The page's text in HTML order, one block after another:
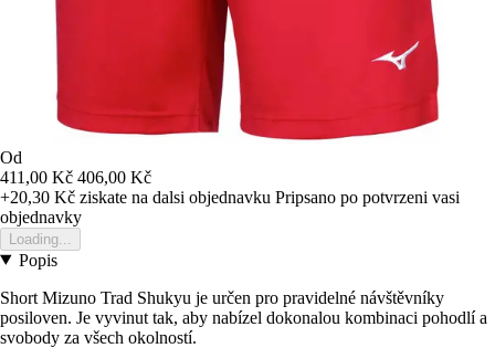
Od
411,00 Kč 406,00 Kč
+20,30 Kč ziskate na dalsi objednavku Pripsano po potvrzeni vasi
objednavky
Loading...
Popis
Short Mizuno Trad Shukyu je určen pro pravidelné návštěvníky
posiloven. Je vyvinut tak, aby nabízel dokonalou kombinaci pohodlí a
svobody za všech okolností.